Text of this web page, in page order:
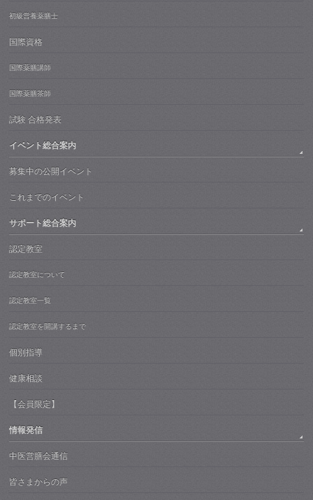
初級営養薬膳士
国際資格
国際薬膳講師
国際薬膳茶師
試験 合格発表
イベント総合案内
募集中の公開イベント
これまでのイベント
サポート総合案内
認定教室
認定教室について
認定教室一覧
認定教室を開講するまで
個別指導
健康相談
【会員限定】
情報発信
中医営膳会通信
皆さまからの声